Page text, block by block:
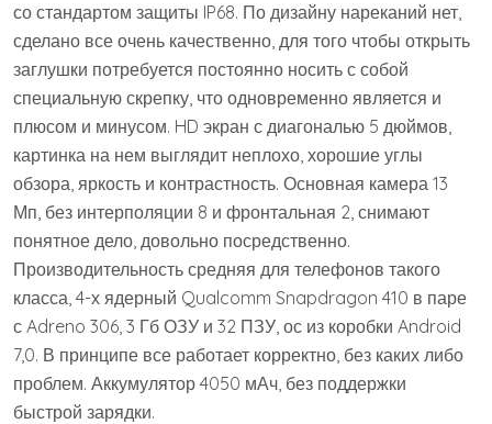
со стандартом защиты IP68. По дизайну нареканий нет,
сделано все очень качественно, для того чтобы открыть
заглушки потребуется постоянно носить с собой
специальную скрепку, что одновременно является и
плюсом и минусом. HD экран с диагональю 5 дюймов,
картинка на нем выглядит неплохо, хорошие углы
обзора, яркость и контрастность. Основная камера 13
Мп, без интерполяции 8 и фронтальная 2, снимают
понятное дело, довольно посредственно.
Производительность средняя для телефонов такого
класса, 4-х ядерный Qualcomm Snapdragon 410 в паре
с Adreno 306, 3 Гб ОЗУ и 32 ПЗУ, ос из коробки Android
7,0. В принципе все работает корректно, без каких либо
проблем. Аккумулятор 4050 мАч, без поддержки
быстрой зарядки.